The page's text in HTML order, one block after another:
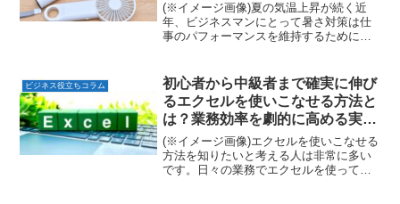
(※イメージ画像)夏の気温上昇が続く近
年、ビジネスマンにとって暑さ対策は仕
事のパフォーマンスを維持するために欠
ス内での冷房による温度差など、夏特有
の悩みを抱える人も少な...
ビジネス役立ちコラム
初心者から中級者まで確実に伸び
るエクセルを使いこなせる方法と
は？業務効率を劇的に高める実践
的スキル解説
(※イメージ画像)エクセルを使いこなせる
方法を知りたいと考える人は非常に多い
です。日々の業務でエクセルを使ってい